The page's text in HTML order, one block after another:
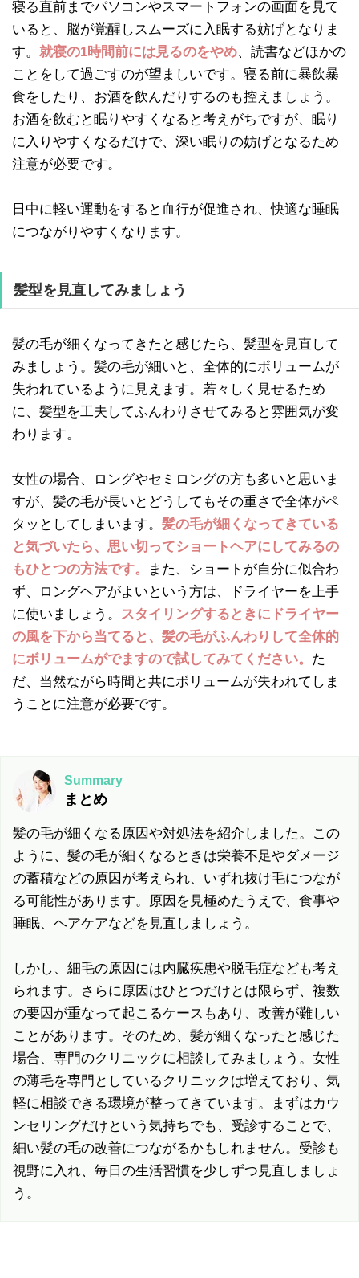
寝る直前までパソコンやスマートフォンの画面を見て
いると、脳が覚醒しスムーズに入眠する妨げとなりま
す。 就寝の1時間前には見るのをやめ、読書などほかの
ことをして過ごすのが望ましいです。寝る前に暴飲暴
食をしたり、お酒を飲んだりするのも控えましょう。
お酒を飲むと眠りやすくなると考えがちですが、眠り
に入りやすくなるだけで、深い眠りの妨げとなるため
注意が必要です。
日中に軽い運動をすると血行が促進され、快適な睡眠
につながりやすくなります。
髪型を見直してみましょう
髪の毛が細くなってきたと感じたら、髪型を見直して
みましょう。髪の毛が細いと、全体的にボリュームが
失われているように見えます。若々しく見せるため
に、髪型を工夫してふんわりさせてみると雰囲気が変
わります。
女性の場合、ロングやセミロングの方も多いと思いま
すが、髪の毛が長いとどうしてもその重さで全体がペ
タッとしてしまいます。 髪の毛が細くなってきている
と気づいたら、思い切ってショートヘアにしてみるの
もひとつの方法です。
また、ショートが自分に似合わ
ず、ロングヘアがよいという方は、ドライヤーを上手
に使いましょう。 スタイリングするときにドライヤー
の風を下から当てると、髪の毛がふんわりして全体的
にボリュームがでますので試してみてください。 た
だ、当然ながら時間と共にボリュームが失われてしま
うことに注意が必要です。
Summary
まとめ
髪の毛が細くなる原因や対処法を紹介しました。この
ように、髪の毛が細くなるときは栄養不足やダメージ
の蓄積などの原因が考えられ、いずれ抜け毛につなが
る可能性があります。原因を見極めたうえで、食事や
睡眠、ヘアケアなどを見直しましょう。
しかし、細毛の原因には内臓疾患や脱毛症なども考え
られます。さらに原因はひとつだけとは限らず、複数
の要因が重なって起こるケースもあり、改善が難しい
ことがあります。そのため、髪が細くなったと感じた
場合、専門のクリニックに相談してみましょう。女性
の薄毛を専門としているクリニックは増えており、気
軽に相談できる環境が整ってきています。まずはカウ
ンセリングだけという気持ちでも、受診することで、
細い髪の毛の改善につながるかもしれません。受診も
視野に入れ、毎日の生活習慣を少しずつ見直しましょ
う。